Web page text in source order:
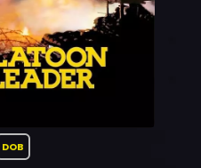
DOB